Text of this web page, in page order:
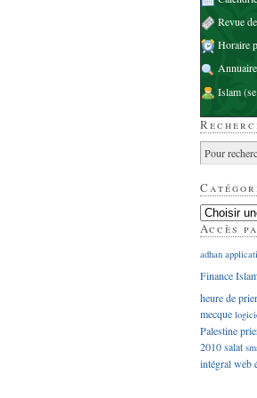
Revue
Horaire
Islam
Accès
adhan
Finance
heure de
mecque
Palestine
2010salat
intégralweb